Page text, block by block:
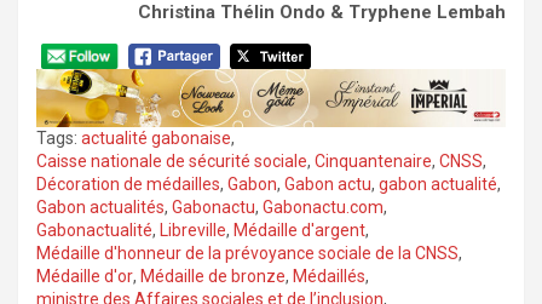
Christina Thélin Ondo & Tryphene Lembah
Tags: actualité gabonaise,
Caisse nationale de sécurité sociale, Cinquantenaire, CNSS,
Décoration de médailles, Gabon, Gabon actu, gabon actualité,
Gabon actualités, Gabonactu, Gabonactu.com,
Gabonactualité, Libreville, Médaille d'argent,
Médaille d'honneur de la prévoyance sociale de la CNSS,
Médaille d'or, Médaille de bronze, Médaillés,
ministre des Affaires sociales et de l’inclusion,